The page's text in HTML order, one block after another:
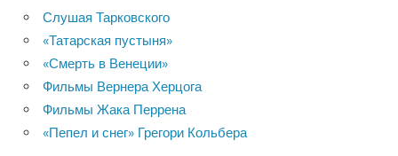
Слушая Тарковского
«Татарская пустыня»
«Смерть в Венеции»
Фильмы Вернера Херцога
Фильмы Жака Перрена
«Пепел и снег» Грегори Кольбера